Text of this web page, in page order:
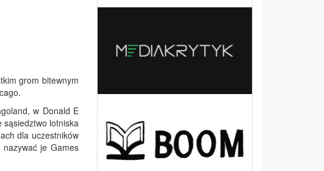
grom bitewnym
w Donald E
sąsiedztwo lotniska
dla uczestników
je Games